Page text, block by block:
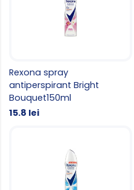
Rexona spray
antiperspirant Bright
Bouquet150ml
15.8 lei